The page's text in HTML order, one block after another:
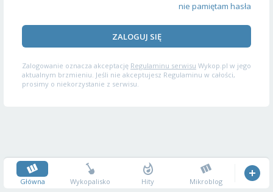
nie pamiętam hasła
ZALOGUJ SIĘ
Zalogowanie oznacza akceptację Regulaminu serwisu Wykop.pl w jego
aktualnym brzmieniu. Jeśli nie akceptujesz Regulaminu w całości,
prosimy o niekorzystanie z serwisu.
Główna Wykopalisko Hity Mikroblog